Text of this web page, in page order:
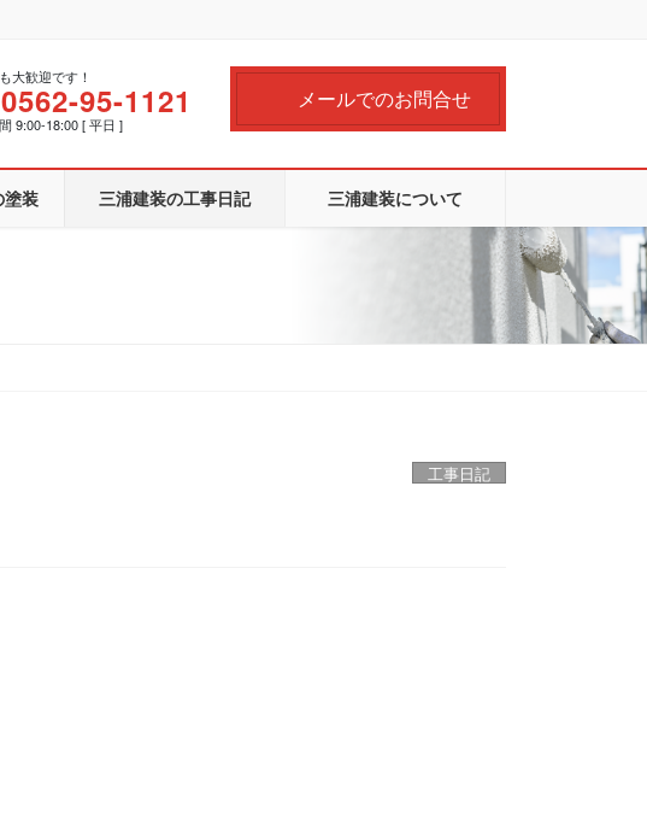
大歓迎です！
0562-95-1121
9:00-18:00 [ 平日 ]
メールでのお問合せ
塗装 三浦建装の工事日記 三浦建装について
工事日記